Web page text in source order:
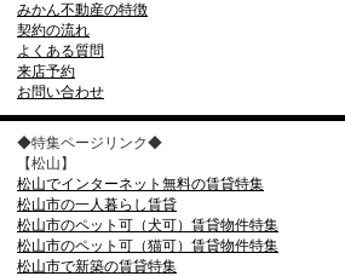
みかん不動産の特徴
契約の流れ
よくある質問
来店予約
お問い合わせ
◆特集ページリンク◆
【松山】
松山でインターネット無料の賃貸特集
松山市の一人暮らし賃貸
松山市のペット可（犬可）賃貸物件特集
松山市のペット可（猫可）賃貸物件特集
松山市で新築の賃貸特集